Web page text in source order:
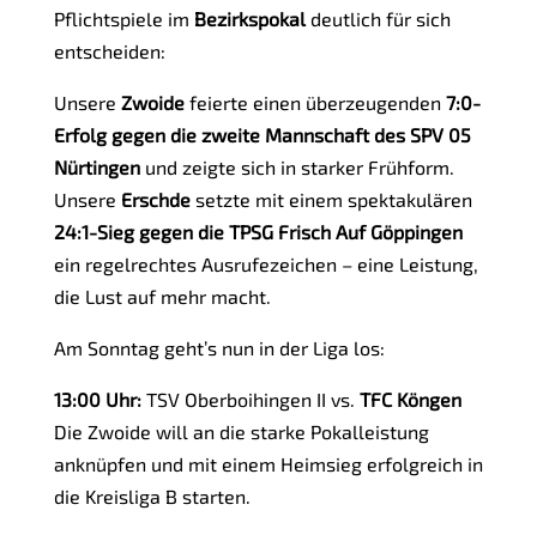
Pflichtspiele im Bezirkspokaldeutlich für sich
entscheiden:
Unsere Zwoidefeierte einen überzeugenden 7:0-
Erfolg gegen die zweite Mannschaft des SPV 05
Nürtingenund zeigte sich in starker Frühform.
Unsere Erschdesetzte mit einem spektakulären
24:1-Sieg gegen die TPSG Frisch Auf Göppingen
ein regelrechtes Ausrufezeichen – eine Leistung,
die Lust auf mehr macht.
Am Sonntag geht’s nun in der Liga los:
13:00 Uhr:TSV Oberboihingen II vs. TFC Köngen
Die Zwoide will an die starke Pokalleistung
anknüpfen und mit einem Heimsieg erfolgreich in
die Kreisliga B starten.